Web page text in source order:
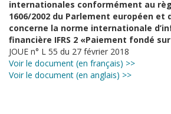
internationales conformément au
1606/2002 du Parlement européen et
concerne la norme internationale
financière IFRS 2 «Paiement fondé
JOUE n° L 55 du 27 février 2018
Voir le document (en français) >>
Voir le document (en anglais) >>